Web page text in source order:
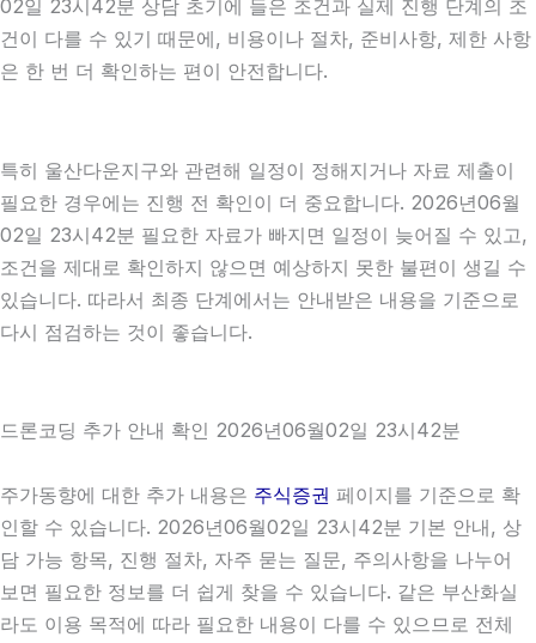
02일 23시42분 상담 초기에 들은 조건과 실제 진행 단계의 조
건이 다를 수 있기 때문에, 비용이나 절차, 준비사항, 제한 사항
은 한 번 더 확인하는 편이 안전합니다.
특히 울산다운지구와 관련해 일정이 정해지거나 자료 제출이
필요한 경우에는 진행 전 확인이 더 중요합니다. 2026년06월
02일 23시42분 필요한 자료가 빠지면 일정이 늦어질 수 있고,
조건을 제대로 확인하지 않으면 예상하지 못한 불편이 생길 수
있습니다. 따라서 최종 단계에서는 안내받은 내용을 기준으로
다시 점검하는 것이 좋습니다.
드론코딩 추가 안내 확인 2026년06월02일 23시42분
주가동향에 대한 추가 내용은 주식증권 페이지를 기준으로 확
인할 수 있습니다. 2026년06월02일 23시42분 기본 안내, 상
담 가능 항목, 진행 절차, 자주 묻는 질문, 주의사항을 나누어
보면 필요한 정보를 더 쉽게 찾을 수 있습니다. 같은 부산화실
라도 이용 목적에 따라 필요한 내용이 다를 수 있으므로 전체